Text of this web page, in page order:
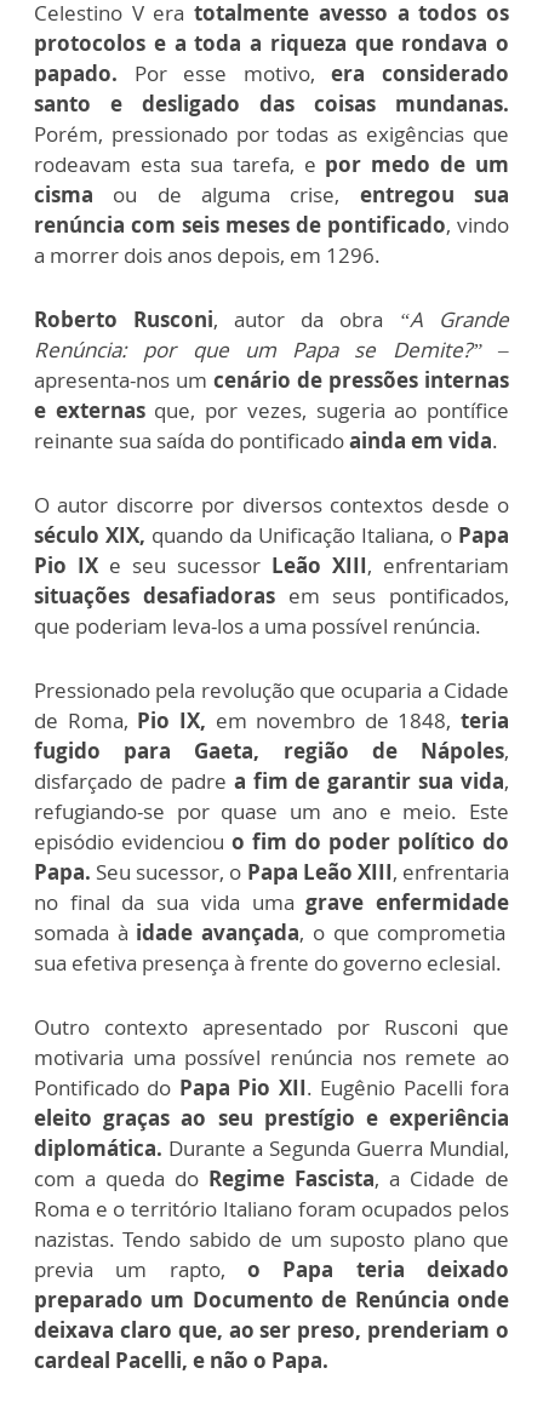
Celestino V eratotalmente avesso a todos os
protocolos e a toda a riqueza que rondava o
papado. Por esse motivo,era considerado
santo e desligado das coisas mundanas.
Porém, pressionado por todas as exigências que
rodeavam esta sua tarefa, e por medo de um
cisma ou de alguma crise, entregou sua
renúncia com seis meses de pontificado, vindo
a morrer dois anos depois, em 1296.
Roberto Rusconi, autor da obra “A Grande
Renúncia: por que um Papa se Demite?”–
apresenta-nos um cenário de pressões internas
e externasque, por vezes, sugeria ao pontífice
reinante sua saída do pontificadoainda em vida.
O autor discorre por diversos contextos desde o
século XIX, quando da Unificação Italiana, o Papa
Pio IX e seu sucessor Leão XIII, enfrentariam
situações desafiadorasem seus pontificados,
que poderiam leva-los a uma possível renúncia.
Pressionado pela revolução que ocuparia a Cidade
de Roma, Pio IX, em novembro de 1848, teria
fugido para Gaeta, região de Nápoles,
disfarçado de padre a fim de garantir sua vida,
refugiando-se por quase um ano e meio. Este
episódio evidenciou o fim do poder político do
Papa. Seu sucessor, o Papa Leão XIII, enfrentaria
no final da sua vida uma grave enfermidade
somada à idade avançada, o que comprometia
sua efetiva presença à frente do governo eclesial.
Outro contexto apresentado por Rusconi que
motivaria uma possível renúncia nos remete ao
Pontificado do Papa Pio XII. Eugênio Pacelli fora
eleito graças ao seu prestígio e experiência
diplomática. Durante a Segunda Guerra Mundial,
com a queda do Regime Fascista, a Cidade de
Roma e o território Italiano foram ocupados pelos
nazistas. Tendo sabido de um suposto plano que
previa um rapto, o Papa teria deixado
preparado um Documento de Renúncia onde
deixava claro que, ao ser preso, prenderiam o
cardeal Pacelli, e não o Papa.